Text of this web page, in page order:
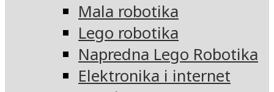
Mala robotika
Lego robotika
Napredna Lego Robotika
Elektronika i internet